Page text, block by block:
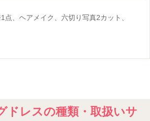
点、ヘアメイク、六切り写真2カット、
ドレスの種類・取扱いサ